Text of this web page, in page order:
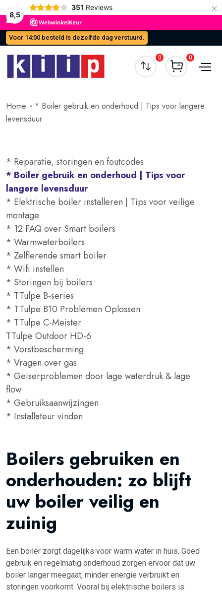
8,5
351 Reviews ×
Voor 14:00 besteld is dezelfde dag verstuurd.
0 0
Home
* Boiler gebruik en onderhoud | Tips voor langere
levensduur
* Reparatie, storingen en foutcodes
* Boiler gebruik en onderhoud | Tips voor
langere levensduur
* Elektrische boiler installeren | Tips voor veilige
montage
* 12 FAQ over Smart boilers
* Warmwaterboilers
* Zelflerende smart boiler
* Wifi instellen
* Storingen bij boilers
* TTulpe B-series
* TTulpe B10 Problemen Oplossen
* TTulpe C-Meister
TTulpe Outdoor HD-6
* Vorstbescherming
* Vragen over gas
* Geiserproblemen door lage waterdruk & lage
flow
* Gebruiksaanwijzingen
* Installateur vinden
Boilers gebruiken en
onderhouden: zo blijft
uw boiler veilig en
zuinig
Een boiler zorgt dagelijks voor warm water in huis. Goed
gebruik en regelmatig onderhoud zorgen ervoor dat uw
boiler langer meegaat, minder energie verbruikt en
storingen voorkomt. Vooral bij elektrische boilers is